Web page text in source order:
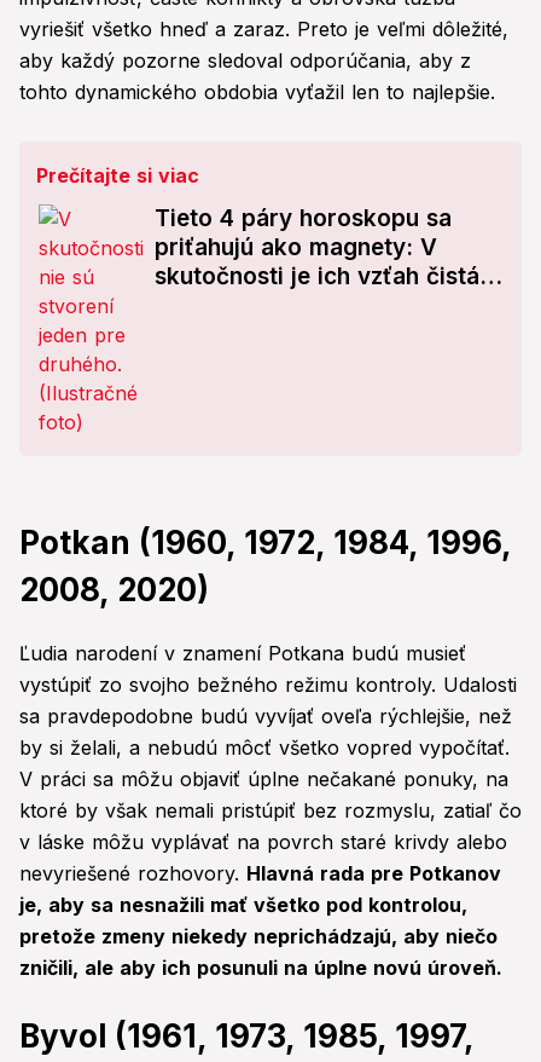
vyriešiť všetko hneď a zaraz. Preto je veľmi dôležité,
aby každý pozorne sledoval odporúčania, aby z
tohto dynamického obdobia vyťažil len to najlepšie.
Prečítajte si viac
Tieto 4 páry horoskopu sa
priťahujú ako magnety: V
skutočnosti je ich vzťah čistá
Potkan (1960, 1972, 1984, 1996,
2008, 2020)
Ľudia narodení v znamení Potkana budú musieť
vystúpiť zo svojho bežného režimu kontroly. Udalosti
sa pravdepodobne budú vyvíjať oveľa rýchlejšie, než
by si želali, a nebudú môcť všetko vopred vypočítať.
V práci sa môžu objaviť úplne nečakané ponuky, na
ktoré by však nemali pristúpiť bez rozmyslu, zatiaľ čo
v láske môžu vyplávať na povrch staré krivdy alebo
nevyriešené rozhovory. Hlavná rada pre Potkanov
je, aby sa nesnažili mať všetko pod kontrolou,
pretože zmeny niekedy neprichádzajú, aby niečo
zničili, ale aby ich posunuli na úplne novú úroveň.
Byvol (1961, 1973, 1985, 1997,